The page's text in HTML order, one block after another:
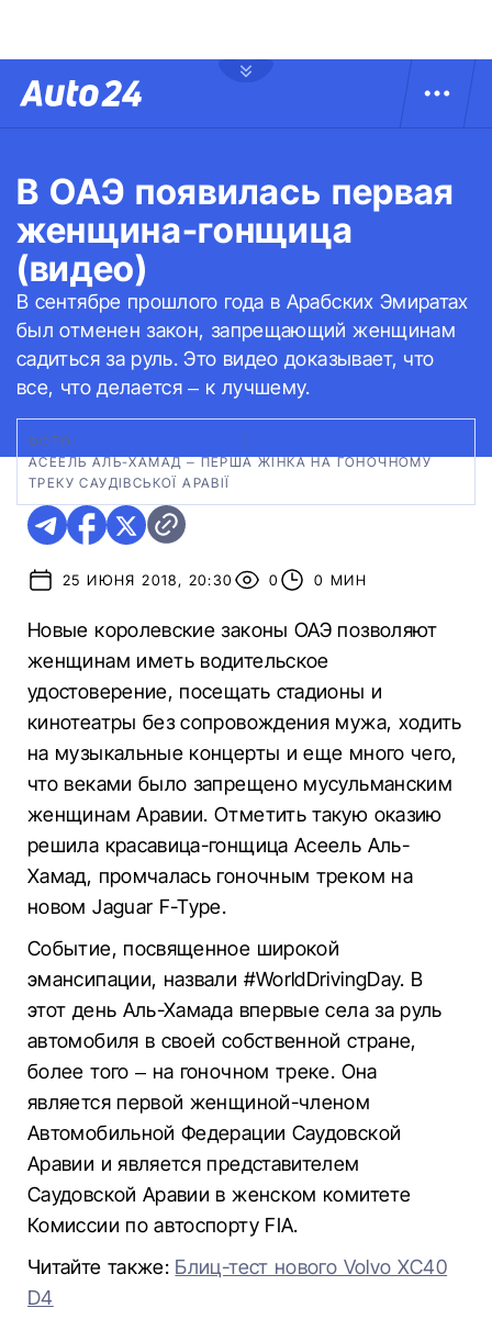
В ОАЭ появилась первая
женщина-гонщица
(видео)
В сентябре прошлого года в Арабских Эмиратах
был отменен закон, запрещающий женщинам
садиться за руль. Это видео доказывает, что
все, что делается – к лучшему.
ФОТО:
АСЕЕЛЬ АЛЬ-ХАМАД – ПЕРША ЖІНКА НА ГОНОЧНОМУ
ТРЕКУ САУДІВСЬКОЇ АРАВІЇ
25 ИЮНЯ 2018, 20:30 0 0 МИН
Новые королевские законы ОАЭ позволяют
женщинам иметь водительское
удостоверение, посещать стадионы и
кинотеатры без сопровождения мужа, ходить
на музыкальные концерты и еще много чего,
что веками было запрещено мусульманским
женщинам Аравии. Отметить такую оказию
решила красавица-гонщица Асеель Аль-
Хамад, промчалась гоночным треком на
новом Jaguar F-Type.
Событие, посвященное широкой
эмансипации, назвали #WorldDrivingDay. В
этот день Аль-Хамада впервые села за руль
автомобиля в своей собственной стране,
более того – на гоночном треке. Она
является первой женщиной-членом
Автомобильной Федерации Саудовской
Аравии и является представителем
Саудовской Аравии в женском комитете
Комиссии по автоспорту FIA.
Читайте также: Блиц-тест нового Volvo XC40
D4